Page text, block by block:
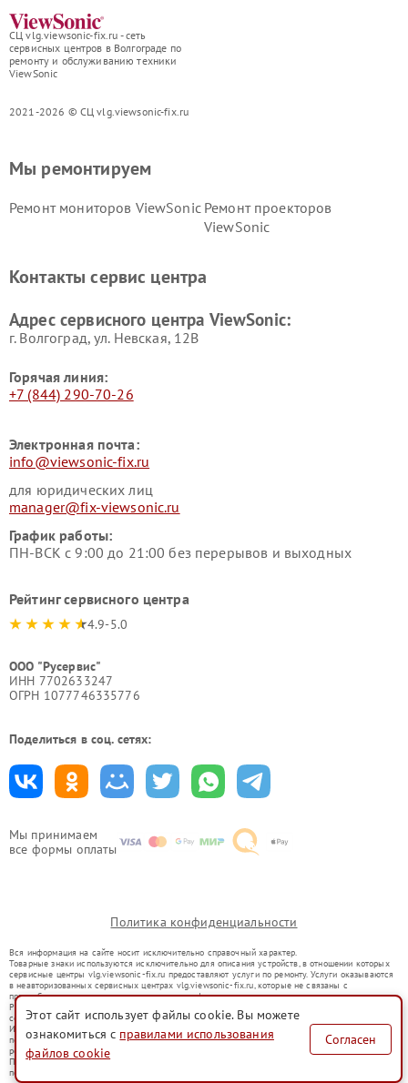
СЦ vlg.viewsonic-fix.ru - сеть
сервисных центров в Волгограде по
ремонту и обслуживанию техники
ViewSonic
2021-2026 © СЦ vlg.viewsonic-fix.ru
Мы принимаем
все формы оплаты
Мы ремонтируем
Ремонт мониторов ViewSonic Ремонт проекторов
ViewSonic
Контакты сервис центра
Адрес сервисного центра ViewSonic:
г. Волгоград, ул. Невская, 12В
Горячая линия:
+7 (844) 290-70-26
Электронная почта:
info@viewsonic-fix.ru
для юридических лиц
manager@fix-viewsonic.ru
График работы:
ПН-ВСК с 9:00 до 21:00 без перерывов и выходных
Рейтинг сервисного центра
4.9-5.0
ООО "Русервис"
ИНН 7702633247
ОГРН 1077746335776
Поделиться в соц. сетях:
Политика конфиденциальности
Вся информация на сайте носит исключительно справочный характер.
Товарные знаки используются исключительно для описания устройств, в отношении которых
сервисные центры vlg.viewsonic-fix.ru предоставляют услуги по ремонту. Услуги оказываются
в неавторизованных сервисных центрах vlg.viewsonic-fix.ru, которые не связаны с
правообладателями товарных знаков или их официальными представителями.
Ремонт осуществляется для устройств, уже введенных в гражданский оборот в соответствии
со статьей 1487 ГК РФ.
Использование товарных знаков не преследует цели индивидуализации услуг или введения
потребителей в заблуждение, а служит для информирования о предоставляемых услугах по
ремонту техники указанных брендов.
Представленная на сайте информация не является публичной офертой, определяемой
положениями Статьи 437(2) Гражданского кодекса РФ
Этот сайт использует файлы cookie. Вы можете
ознакомиться с правилами использования
файлов cookie
Согласен